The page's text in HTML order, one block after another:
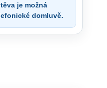
je možná
domluvě.